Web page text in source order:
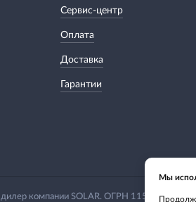
Сервис-центр
Оплата
Доставка
Гарантии
компании SOLAR. ОГРН
Мы